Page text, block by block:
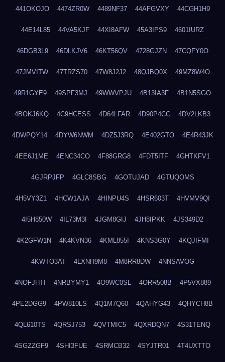
441OKOJO 4474ZR0W 4489NF37 44AFGVXY 44CGH1H9
44E14L85 44VA5KJF 44XI8AFW 45A3IPS9 4601IURZ
46DGB3L9 46DLKJV6 46KT56QV 4728GJZN 47CQFY0O
47JMVITW 47TRZS70 47W8J2J2 48QJBQ0X 49MZ8W4O
49R1GYE9 49SPF3MJ 49WWVPJU 4B13IA3F 4B1N5SGO
4BOKJ6KQ 4C9HCESS 4D64LFAR 4D90P4CC 4DV2LKB3
4DWPQY14 4DYW6NWM 4DZ5J3RQ 4E402GTO 4E4R43JK
4EE6J1ME 4ENC34CO 4F88GRG8 4FDT5ITF 4GHTKFV1
4GJRPJFP 4GLC8SBG 4GOTUJAD 4GTUQOMS
4H5VY3Z1 4HCW1AJA 4HINPU4S 4HSR603T 4HVMV9QI
4I5H850W 4IL73M3I 4JGM8GIJ 4JH8IPKK 4JS349D2
4K2GFW1N 4K4KVN36 4KML855I 4KNS3G0Y 4KQJIFMI
4KWTO3AT 4LXNH9M8 4M8RR8DW 4NNSAVOG
4NOFJHTI 4NRBYMY1 4O9WC0SL 4ORR508B 4P5VX889
4PE2DGG9 4PW810LS 4Q1M7Q60 4QAHYG43 4QHYCH8B
4QL610TS 4QRSJ753 4QVTMIC5 4QXRDQN7 4S31TENQ
4SGZZGF9 4SHI3FUE 4SRMCB32 4SYJTR01 4T4UXTTO